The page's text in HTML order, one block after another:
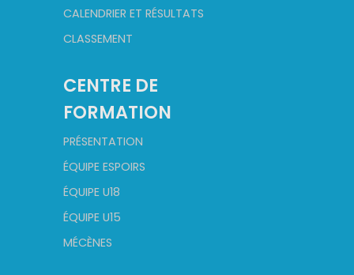
CALENDRIER ET RÉSULTATS
CLASSEMENT
CENTRE DE
FORMATION
PRÉSENTATION
ÉQUIPE ESPOIRS
ÉQUIPE U18
ÉQUIPE U15
MÉCÈNES